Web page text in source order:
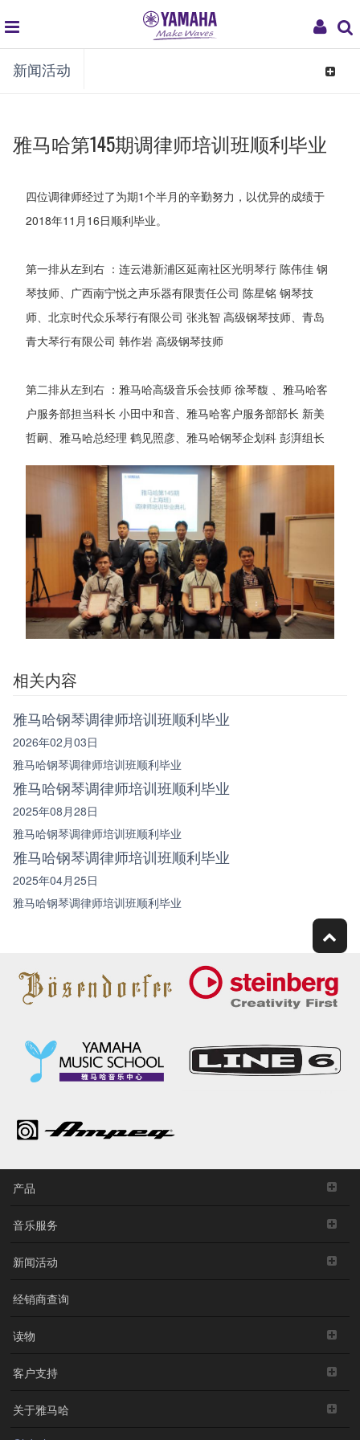
My
global
navigation
新闻活动
Toggle
雅马哈第145期调律师培训班顺利毕业
四位调律师经过了为期1个半月的辛勤努力，以优异的成绩于
2018年11月16日顺利毕业。
第一排从左到右 ：连云港新浦区延南社区光明琴行 陈伟佳 钢
琴技师、广西南宁悦之声乐器有限责任公司 陈星铭 钢琴技
师、北京时代众乐琴行有限公司 张兆智 高级钢琴技师、青岛
青大琴行有限公司 韩作岩 高级钢琴技师
第二排从左到右 ：雅马哈高级音乐会技师 徐琴馥 、雅马哈客
户服务部担当科长 小田中和音、雅马哈客户服务部部长 新美
哲嗣、雅马哈总经理 鹤见照彦、雅马哈钢琴企划科 彭湃组长
相关内容
雅马哈钢琴调律师培训班顺利毕业
2026年02月03日
雅马哈钢琴调律师培训班顺利毕业
雅马哈钢琴调律师培训班顺利毕业
2025年08月28日
雅马哈钢琴调律师培训班顺利毕业
雅马哈钢琴调律师培训班顺利毕业
2025年04月25日
雅马哈钢琴调律师培训班顺利毕业
产品
音乐服务
新闻活动
经销商查询
读物
客户支持
关于雅马哈